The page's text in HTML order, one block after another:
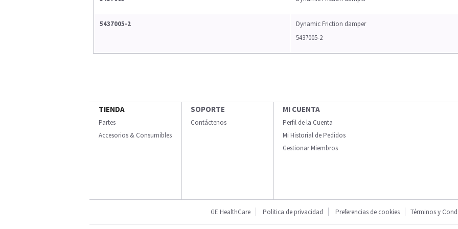
5437005-2
Dynamic Friction damper
5437005-2
TIENDA
Partes
Accesorios & Consumibles
SOPORTE
Contáctenos
MI CUENTA
Perfil de la Cuenta
Mi Historial de Pedidos
Gestionar Miembros
GE HealthCare Politica de privacidad Preferencias de cookies Términos y